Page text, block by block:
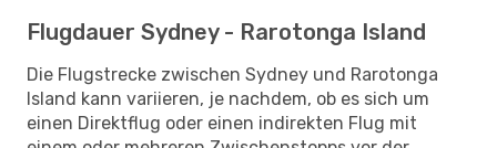
Flugdauer Sydney - Rarotonga Island
Die Flugstrecke zwischen Sydney und Rarotonga
Island kann variieren, je nachdem, ob es sich um
einen Direktflug oder einen indirekten Flug mit